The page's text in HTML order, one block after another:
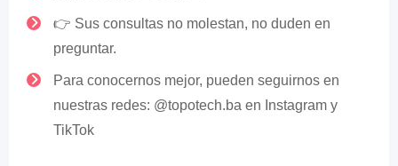
👉 Sus consultas no molestan, no duden en
preguntar.
Para conocernos mejor, pueden seguirnos en
nuestras redes: @topotech.ba en Instagram y
TikTok